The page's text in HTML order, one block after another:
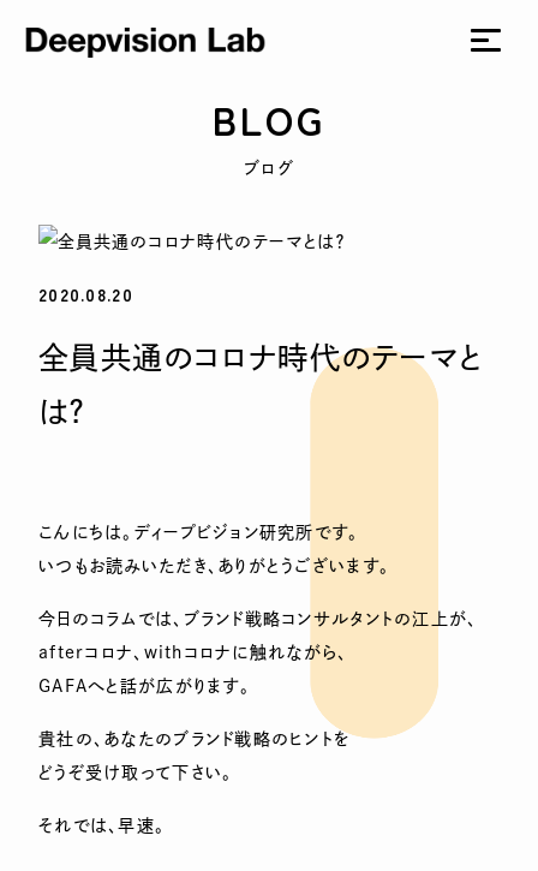
BLOG
ブログ
2020.08.20
全員共通のコロナ時代のテーマと
は？
こんにちは。ディープビジョン研究所です。
いつもお読みいただき、ありがとうございます。
今日のコラムでは、ブランド戦略コンサルタントの江上が、
afterコロナ、withコロナに触れながら、
GAFAへと話が広がります。
貴社の、あなたのブランド戦略のヒントを
どうぞ受け取って下さい。
それでは、早速。